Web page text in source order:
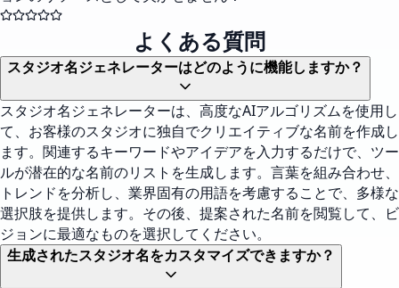
よくある質問
スタジオ名ジェネレーターはどのように機能しますか？
スタジオ名ジェネレーターは、高度なAIアルゴリズムを使用し
て、お客様のスタジオに独自でクリエイティブな名前を作成し
ます。関連するキーワードやアイデアを入力するだけで、ツー
ルが潜在的な名前のリストを生成します。言葉を組み合わせ、
トレンドを分析し、業界固有の用語を考慮することで、多様な
選択肢を提供します。その後、提案された名前を閲覧して、ビ
ジョンに最適なものを選択してください。
生成されたスタジオ名をカスタマイズできますか？